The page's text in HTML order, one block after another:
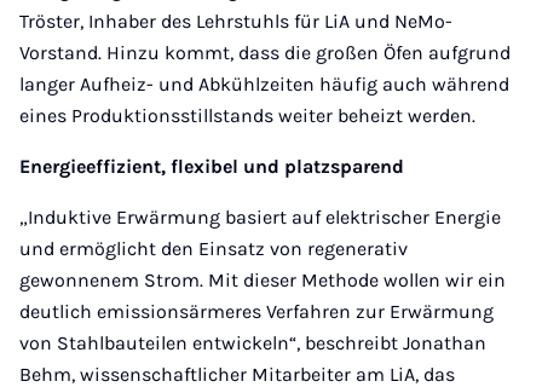
Tröster, Inhaber des Lehrstuhls für LiA und NeMo-
Vorstand. Hinzu kommt, dass die großen Öfen aufgrund
langer Aufheiz- und Abkühlzeiten häufig auch während
eines Produktionsstillstands weiter beheizt werden.
Energieeffizient, flexibel und platzsparend
„Induktive Erwärmung basiert auf elektrischer Energie
und ermöglicht den Einsatz von regenerativ
gewonnenem Strom. Mit dieser Methode wollen wir ein
deutlich emissionsärmeres Verfahren zur Erwärmung
von Stahlbauteilen entwickeln“, beschreibt Jonathan
Behm, wissenschaftlicher Mitarbeiter am LiA, das